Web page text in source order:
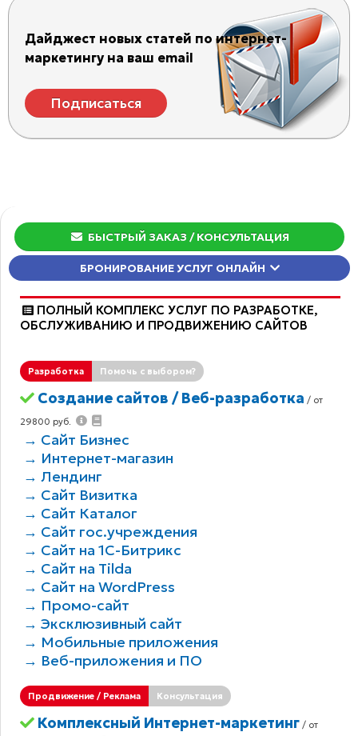
Дайджест новых статей по интернет-
маркетингу на ваш email
Подписаться
БЫСТРЫЙ ЗАКАЗ / КОНСУЛЬТАЦИЯ
БРОНИРОВАНИЕ УСЛУГ ОНЛАЙН
ПОЛНЫЙ КОМПЛЕКС УСЛУГ ПО РАЗРАБОТКЕ,
ОБCЛУЖИВАНИЮ И ПРОДВИЖЕНИЮ САЙТОВ
Разработка Помочь с выбором?
Создание сайтов / Веб-разработка / от
29800 руб.
→ Сайт Бизнес
→ Интернет-магазин
→ Лендинг
→ Сайт Визитка
→ Сайт Каталог
→ Сайт гос.учреждения
→ Сайт на 1С-Битрикс
→ Сайт на Tilda
→ Сайт на WordPress
→ Промо-сайт
→ Эксклюзивный сайт
→ Мобильные приложения
→ Веб-приложения и ПО
Продвижение / Реклама Консультация
Комплексный Интернет-маркетинг/ от